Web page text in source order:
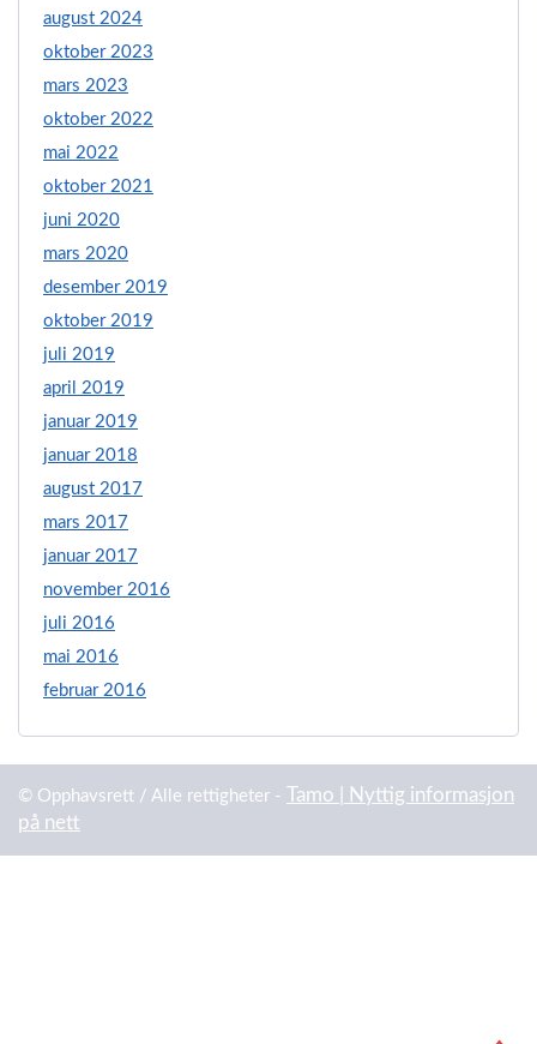
august 2024
oktober 2023
mars 2023
oktober 2022
mai 2022
oktober 2021
juni 2020
mars 2020
desember 2019
oktober 2019
juli 2019
april 2019
januar 2019
januar 2018
august 2017
mars 2017
januar 2017
november 2016
juli 2016
mai 2016
februar 2016
© Opphavsrett / Alle rettigheter -
Tamo | Nyttig informasjon
på nett